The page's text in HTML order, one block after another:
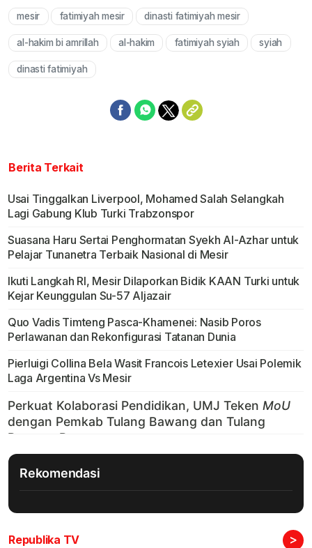
mesir fatimiyah mesir dinasti fatimiyah mesir
al-hakim bi amrillah al-hakim fatimiyah syiah syiah
dinasti fatimiyah
Berita Terkait
Usai Tinggalkan Liverpool, Mohamed Salah Selangkah
Lagi Gabung Klub Turki Trabzonspor
Suasana Haru Sertai Penghormatan Syekh Al-Azhar untuk
Pelajar Tunanetra Terbaik Nasional di Mesir
Ikuti Langkah RI, Mesir Dilaporkan Bidik KAAN Turki untuk
Kejar Keunggulan Su-57 Aljazair
Quo Vadis Timteng Pasca-Khamenei: Nasib Poros
Perlawanan dan Rekonfigurasi Tatanan Dunia
Pierluigi Collina Bela Wasit Francois Letexier Usai Polemik
Laga Argentina Vs Mesir
Rekomendasi
Republika TV >